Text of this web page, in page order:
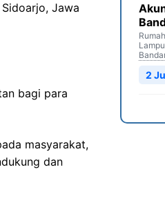
Jawa
bagi para
masyarakat,
dan
2